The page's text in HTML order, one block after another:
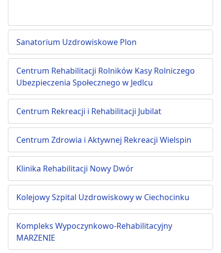
Sanatorium Uzdrowiskowe Plon
Centrum Rehabilitacji Rolników Kasy Rolniczego
Ubezpieczenia Społecznego w Jedlcu
Centrum Rekreacji i Rehabilitacji Jubilat
Centrum Zdrowia i Aktywnej Rekreacji Wielspin
Klinika Rehabilitacji Nowy Dwór
Kolejowy Szpital Uzdrowiskowy w Ciechocinku
Kompleks Wypoczynkowo-Rehabilitacyjny
MARZENIE